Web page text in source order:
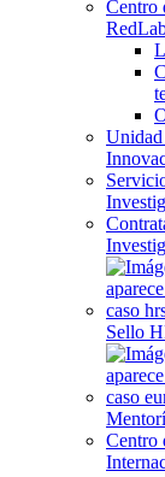
Centro
Sello
Centro